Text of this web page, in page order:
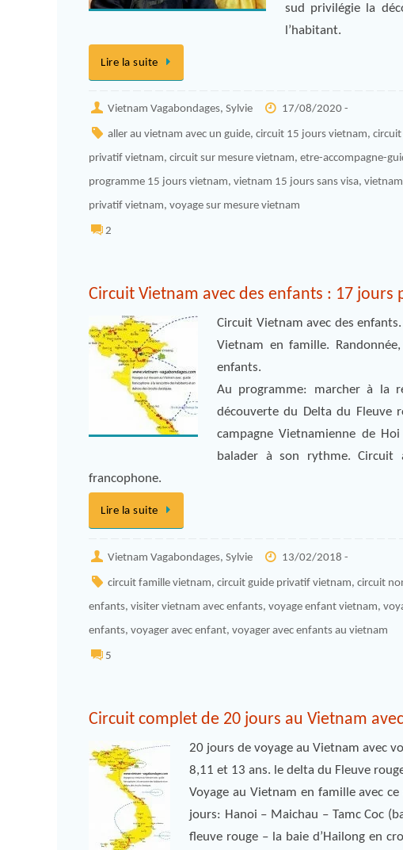
sud privilégie la
l’habitant.
Lire la suite
Vietnam Vagabondages, Sylvie 17/08/2020 -
aller au vietnam avec un guide,circuit 15 jours vietnam,circuit
privatif vietnam, circuit sur mesure vietnam, etre-accompagne-
programme 15 jours vietnam, vietnam 15 jours sans visa,
privatif vietnam, voyage sur mesure vietnam
2
Circuit Vietnam avec des enfants : 17
Circuit Vietnam avec des
Vietnam en famille.
enfants.
Au programme: marcher à la
découverte du Delta du Fleuve
campagne Vietnamienne de
balader à son rythme. Circuit
francophone.
Lire la suite
Vietnam Vagabondages, Sylvie 13/02/2018 -
circuit famille vietnam,circuit guide privatif vietnam,circuit
enfants, visiter vietnam avec enfants, voyage enfant vietnam,
enfants, voyager avec enfant, voyager avec enfants au vietnam
5
Circuit complet de 20 jours au Vietnam
20 jours de voyage au Vietnam avec
8,11 et 13 ans. le delta du Fleuve
Voyage au Vietnam en famille avec
jours: Hanoi – Maichau – Tamc Coc
fleuve rouge – la baie d’Hailong en